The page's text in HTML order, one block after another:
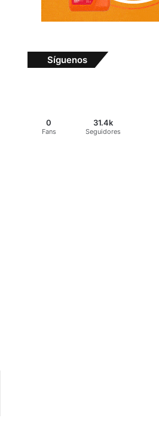
Síguenos
0
Fans
31.4k
Seguidores